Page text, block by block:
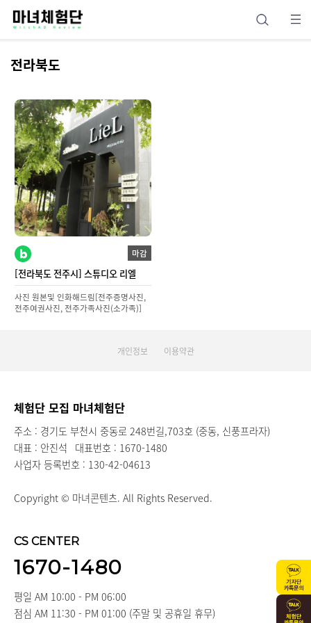
전라북도
마감
[전라북도 전주시] 스튜디오 리엘
사진 원본및 인화해드림[전주증명사진,
전주여권사진, 전주가족사진(소가족)]
개인정보 이용약관
체험단 모집 마녀체험단
주소 : 경기도 부천시 중동로 248번길,703호 (중동, 신풍프라자)
대표 : 안진석 대표번호 : 1670-1480
사업자 등록번호 : 130-42-04613
Copyright © 마녀콘텐츠. All Rights Reserved.
CS CENTER
1670-1480
평일 AM 10:00 - PM 06:00
점심 AM 11:30 - PM 01:00 (주말 및 공휴일 휴무)